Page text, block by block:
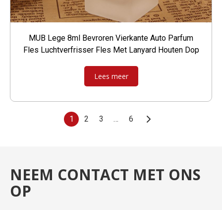
MUB Lege 8ml Bevroren Vierkante Auto Parfum
Fles Luchtverfrisser Fles Met Lanyard Houten Dop
Lees meer
1 2 3 … 6
NEEM CONTACT MET ONS
OP